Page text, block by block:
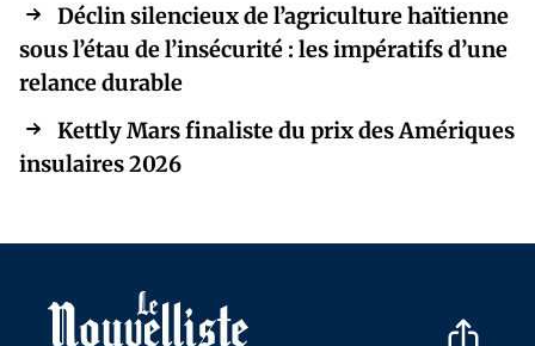
Déclin silencieux de l’agriculture haïtienne
sous l’étau de l’insécurité : les impératifs d’une
relance durable
Kettly Mars finaliste du prix des Amériques
insulaires 2026